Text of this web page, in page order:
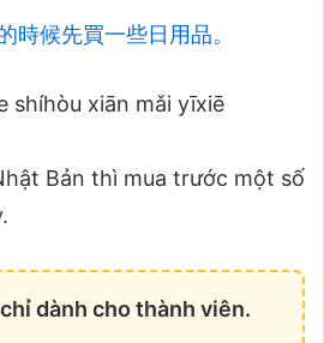
時候先買一些日用品。
shíhòu xiān mǎi yīxiē
Bản thì mua trước một số
dành cho thành viên.